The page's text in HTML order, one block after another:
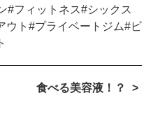
#フィットネス#シックス
ウト #プライベートジム#ビ
食べる美容液！？